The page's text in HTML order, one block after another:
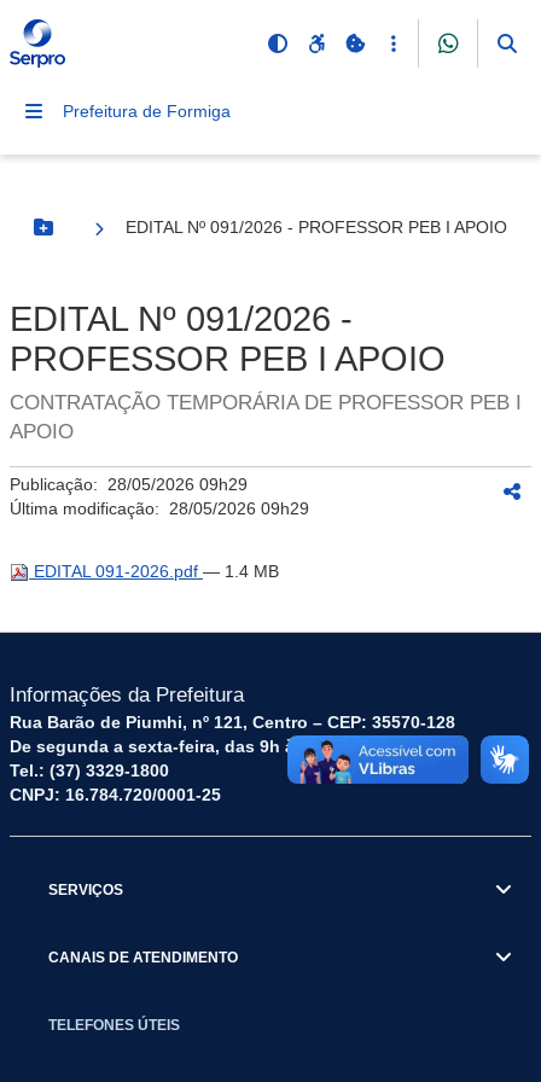
Prefeitura de Formiga
Botão Menu
EDITAL Nº 091/2026 - PROFESSOR PEB I APOIO
EDITAL Nº 091/2026 -
PROFESSOR PEB I APOIO
CONTRATAÇÃO TEMPORÁRIA DE PROFESSOR PEB I
APOIO
Publicação: 28/05/2026 09h29
Última modificação: 28/05/2026 09h29
EDITAL 091-2026.pdf — 1.4 MB
Informações da Prefeitura
Rua Barão de Piumhi, nº 121, Centro – CEP: 35570-128
De segunda a sexta-feira, das 9h às 16h
Tel.: (37) 3329-1800
CNPJ: 16.784.720/0001-25
SERVIÇOS
CANAIS DE ATENDIMENTO
TELEFONES ÚTEIS